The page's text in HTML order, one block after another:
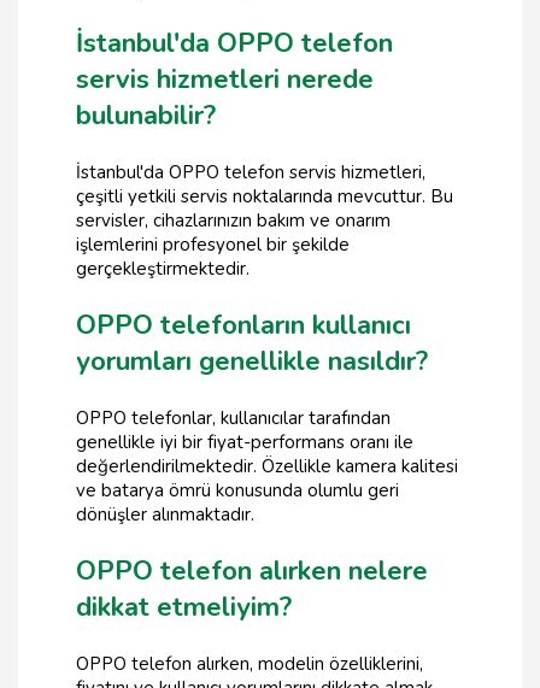
İstanbul'da OPPO telefon
servis hizmetleri nerede
bulunabilir?
İstanbul'da OPPO telefon servis hizmetleri,
çeşitli yetkili servis noktalarında mevcuttur. Bu
servisler, cihazlarınızın bakım ve onarım
işlemlerini profesyonel bir şekilde
gerçekleştirmektedir.
OPPO telefonların kullanıcı
yorumları genellikle nasıldır?
OPPO telefonlar, kullanıcılar tarafından
genellikle iyi bir fiyat-performans oranı ile
değerlendirilmektedir. Özellikle kamera kalitesi
ve batarya ömrü konusunda olumlu geri
dönüşler alınmaktadır.
OPPO telefon alırken nelere
dikkat etmeliyim?
OPPO telefon alırken, modelin özelliklerini,